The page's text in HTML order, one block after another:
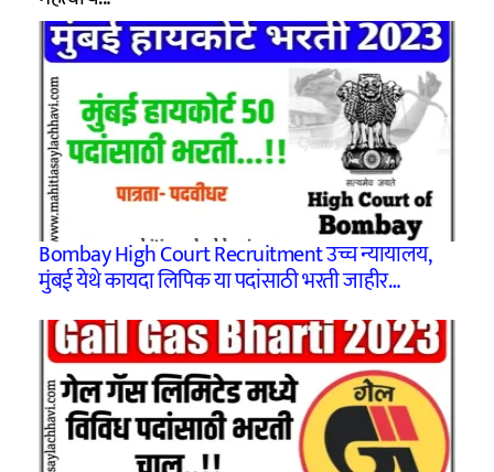
Bombay High Court Recruitment उच्च न्यायालय,
मुंबई येथे कायदा लिपिक या पदांसाठी भरती जाहीर…